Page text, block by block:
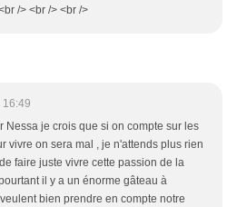
/> <br /> <br />
16:49
Nessa je crois que si on compte sur les
vivre on sera mal , je n'attends plus rien
faire juste vivre cette passion de la
il y a un énorme gâteau à
bien prendre en compte notre